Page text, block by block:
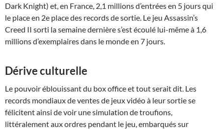
Dark Knight) et, en France, 2,1 millions d’entrées en 5 jours qui
le place en 2e place des records de sortie. Le jeu Assassin’s
Creed II sorti la semaine dernière s’est écoulé lui-même à 1,6
millions d’exemplaires dans le monde en 7 jours.
Dérive culturelle
Le pouvoir éblouissant du box office et tout serait dit. Les
records mondiaux de ventes de jeux vidéo à leur sortie se
félicitent ainsi de voir une simulation de troufions,
littéralement aux ordres pendant le jeu, embarqués sur